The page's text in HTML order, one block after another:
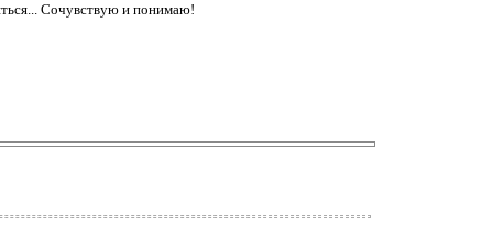
Сочувствую и понимаю!